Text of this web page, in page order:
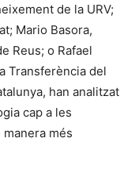
de la URV;
Mario Basora,
Reus; o Rafael
Transferència del
han analitzat
cap a les
més